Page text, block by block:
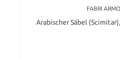
FABRI
Arabischer Säbel